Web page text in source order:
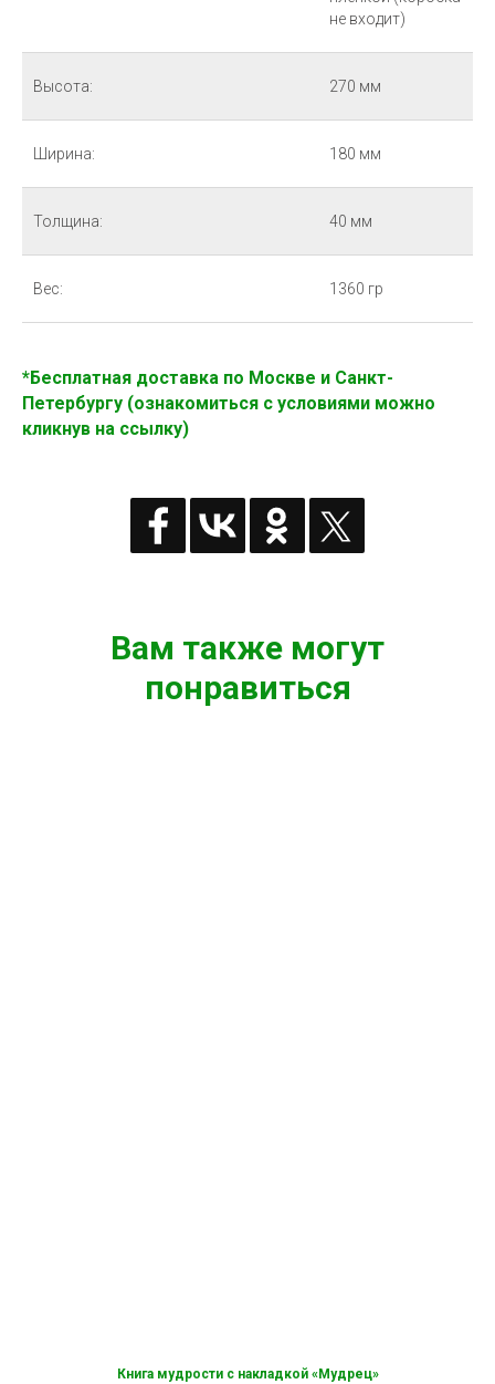
не входит)
Высота: 270 мм
Ширина: 180 мм
Толщина: 40 мм
Вес: 1360 гр
*Бесплатная доставка по Москве и Санкт-
Петербургу (ознакомиться с условиями можно
кликнув на ссылку)
Вам также могут
понравиться
Книга мудрости с накладкой «Мудрец»